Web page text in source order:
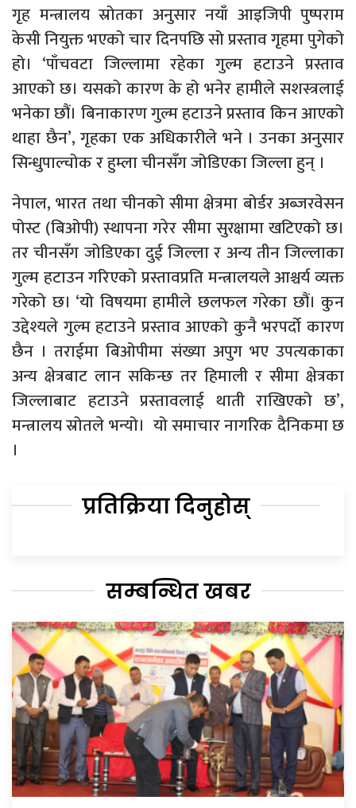
गृह मन्त्रालय स्रोतका अनुसार नयाँ आइजिपी पुष्पराम
केसी नियुक्त भएको चार दिनपछि सो प्रस्ताव गृहमा पुगेको
हो। ‘पाँचवटा जिल्लामा रहेका गुल्म हटाउने प्रस्ताव
आएको छ। यसको कारण के हो भनेर हामीले सशस्त्रलाई
भनेका छौं। बिनाकारण गुल्म हटाउने प्रस्ताव किन आएको
थाहा छैन’, गृहका एक अधिकारीले भने । उनका अनुसार
सिन्धुपाल्चोक र हुम्ला चीनसँग जोडिएका जिल्ला हुन् ।
नेपाल, भारत तथा चीनको सीमा क्षेत्रमा बोर्डर अब्जरवेसन
पोस्ट (बिओपी) स्थापना गरेर सीमा सुरक्षामा खटिएको छ।
तर चीनसँग जोडिएका दुई जिल्ला र अन्य तीन जिल्लाका
गुल्म हटाउन गरिएको प्रस्तावप्रति मन्त्रालयले आश्चर्य व्यक्त
गरेको छ। ‘यो विषयमा हामीले छलफल गरेका छौं। कुन
उद्देश्यले गुल्म हटाउने प्रस्ताव आएको कुनै भरपर्दो कारण
छैन । तराईमा बिओपीमा संख्या अपुग भए उपत्यकाका
अन्य क्षेत्रबाट लान सकिन्छ तर हिमाली र सीमा क्षेत्रका
जिल्लाबाट हटाउने प्रस्तावलाई थाती राखिएको छ’,
मन्त्रालय स्रोतले भन्यो। यो समाचार नागरिक दैनिकमा छ
।
प्रतिक्रिया दिनुहोस्
सम्बन्धित खबर